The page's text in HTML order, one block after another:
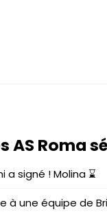
AS Roma
a signé ! Molina ⌛
à une équipe de